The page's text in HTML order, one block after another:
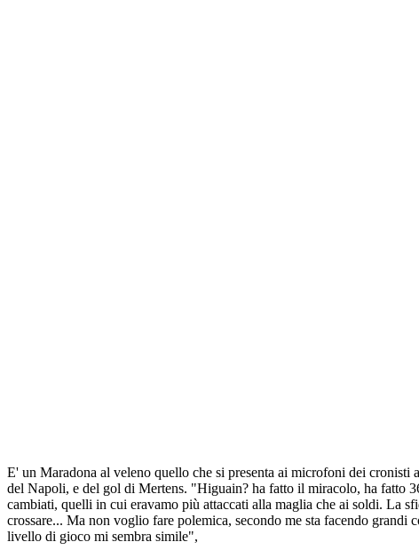
E' un Maradona al veleno quello che si presenta ai microfoni dei
del Napoli, e del gol di Mertens. "Higuain? ha fatto il miracolo, ha fatto
cambiati, quelli in cui eravamo più attaccati alla maglia che ai soldi. La
crossare... Ma non voglio fare polemica, secondo me sta facendo
livello di gioco mi sembra simile",